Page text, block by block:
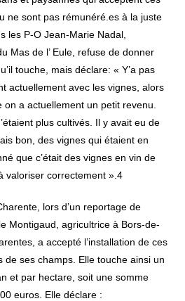
ne sont pas rémunéré.es à la juste
les P-O Jean-Marie Nadal,
Mas de l’ Eule, refuse de donner
touche, mais déclare: « Y’a pas
actuellement avec les vignes, alors
on a actuellement un petit revenu.
plus cultivés. Il y avait eu de
bon, des vignes qui étaient en
que c’était des vignes en vin de
valoriser correctement ».4
lors d’un reportage de
Montigaud, agricultrice à Bors-de-
a accepté l’installation de ces
de ses champs. Elle touche ainsi un
et par hectare, soit une somme
euros. Elle déclare :